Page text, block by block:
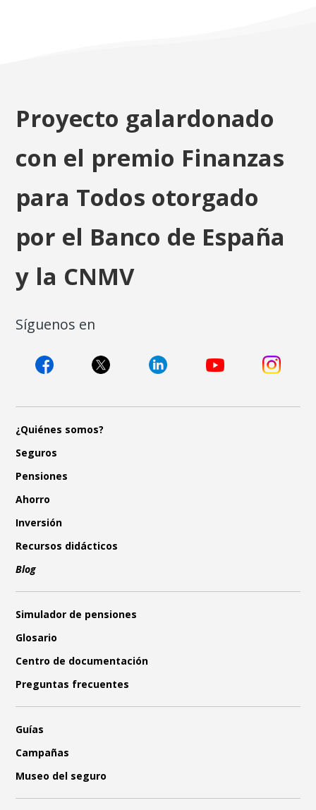
Proyecto galardonado
con el premio Finanzas
para Todos otorgado
por el Banco de España
y la CNMV
Síguenos en
¿Quiénes somos?
Seguros
Pensiones
Ahorro
Inversión
Recursos didácticos
Blog
Simulador de pensiones
Glosario
Centro de documentación
Preguntas frecuentes
Guías
Campañas
Museo del seguro